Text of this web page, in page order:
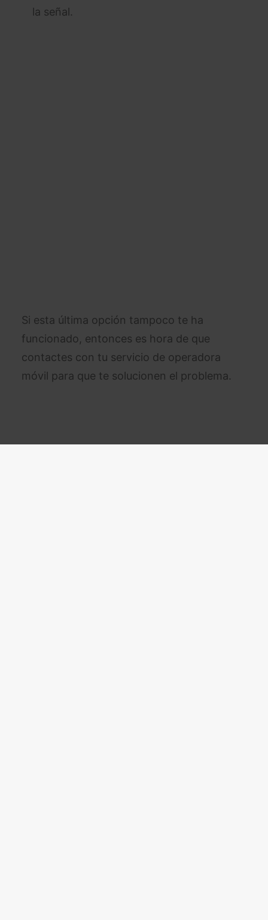
la señal.
Si esta última opción tampoco te ha
funcionado, entonces es hora de que
contactes con tu servicio de operadora
móvil para que te solucionen el problema.